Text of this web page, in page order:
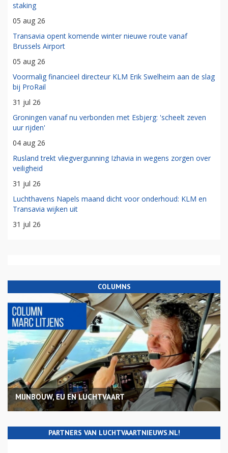
staking
05 aug 26
Transavia opent komende winter nieuwe route vanaf
Brussels Airport
05 aug 26
Voormalig financieel directeur KLM Erik Swelheim aan de slag
bij ProRail
31 jul 26
Groningen vanaf nu verbonden met Esbjerg: 'scheelt zeven
uur rijden'
04 aug 26
Rusland trekt vliegvergunning Izhavia in wegens zorgen over
veiligheid
31 jul 26
Luchthavens Napels maand dicht voor onderhoud: KLM en
Transavia wijken uit
31 jul 26
COLUMNS
MIJNBOUW, EU EN LUCHTVAART
PARTNERS VAN LUCHTVAARTNIEUWS.NL!